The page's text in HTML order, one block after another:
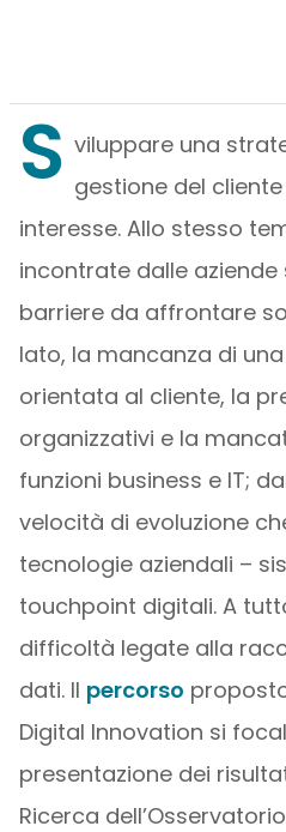
S viluppare una
gestione del
interesse. Allo stesso
incontrate dalle aziende
barriere da affrontare
lato, la mancanza di
orientata al cliente, la
organizzativi e la
funzioni business e IT;
velocità di evoluzione
tecnologie aziendali –
touchpoint digitali. A
difficoltà legate alla
dati. Il percorso
Digital Innovation si
presentazione dei
Ricerca